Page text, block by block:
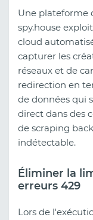
Une plateforme
spy.house
cloud
capturer les
réseaux et de
redirection en
de données qui
direct dans des
de scraping
indétectable.
Éliminer la
erreurs 429
Lors de